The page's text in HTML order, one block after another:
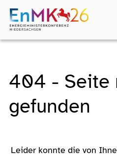
404 - Seite
gefunden
Leider konnte die von